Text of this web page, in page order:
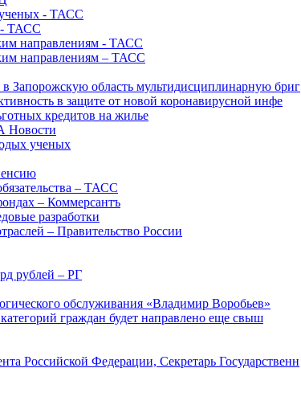
- ТАСС
- ТАСС
направлениям - ТАСС
направлениям – ТАСС
область мультидисциплинарную бриг
в защите от новой коронавирусной инфе
кредитов на жилье
Новости
ученых
– ТАСС
– Коммерсантъ
разработки
– Правительство России
рублей – РГ
обслуживания «Владимир Воробьев»
граждан будет направлено еще свыш
Российской Федерации, Секретарь Государственн